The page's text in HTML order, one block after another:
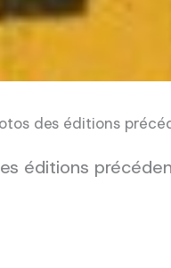
des éditions
éditions